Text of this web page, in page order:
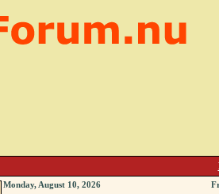
Monday, August 10, 2026